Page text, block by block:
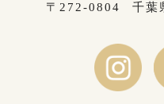
〒272-0804 千葉